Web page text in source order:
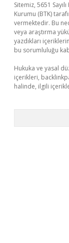
Sitemiz, 5651
Kurumu (BTK)
vermektedir. Bu
veya araştırma
yazdıkları
bu sorumluluğu
Hukuka ve yasal
içerikleri,
halinde, ilgili